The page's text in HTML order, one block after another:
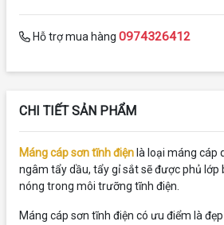
Hỗ trợ mua hàng 0974326412
CHI TIẾT SẢN PHẨM
Máng cáp sơn tĩnh điện là loại máng cáp
ngâm tẩy dầu, tẩy gỉ sắt sẽ được phủ
nóng trong môi trưỡng tĩnh điện.
Máng cáp sơn tĩnh điện có ưu điểm là